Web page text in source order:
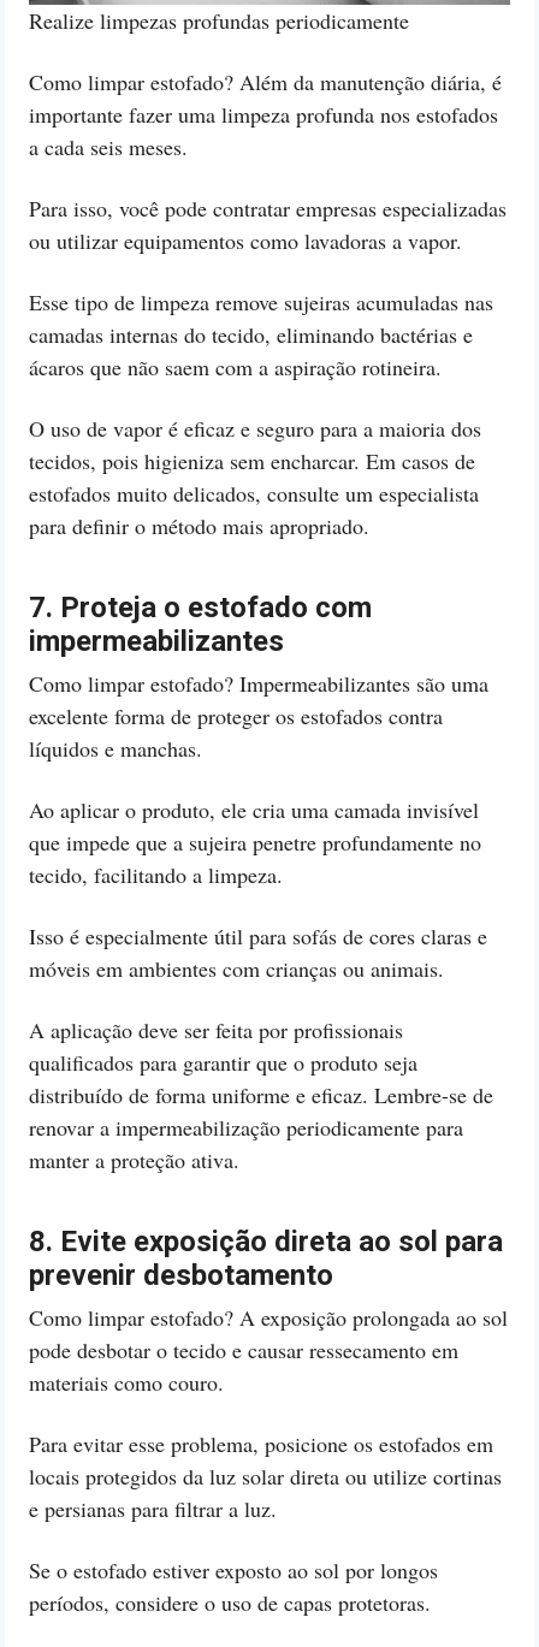
Realize limpezas profundas periodicamente
Como limpar estofado? Além da manutenção diária, é
importante fazer uma limpeza profunda nos estofados
a cada seis meses.
Para isso, você pode contratar empresas especializadas
ou utilizar equipamentos como lavadoras a vapor.
Esse tipo de limpeza remove sujeiras acumuladas nas
camadas internas do tecido, eliminando bactérias e
ácaros que não saem com a aspiração rotineira.
O uso de vapor é eficaz e seguro para a maioria dos
tecidos, pois higieniza sem encharcar. Em casos de
estofados muito delicados, consulte um especialista
para definir o método mais apropriado.
7. Proteja o estofado com
impermeabilizantes
Como limpar estofado? Impermeabilizantes são uma
excelente forma de proteger os estofados contra
líquidos e manchas.
Ao aplicar o produto, ele cria uma camada invisível
que impede que a sujeira penetre profundamente no
tecido, facilitando a limpeza.
Isso é especialmente útil para sofás de cores claras e
móveis em ambientes com crianças ou animais.
A aplicação deve ser feita por profissionais
qualificados para garantir que o produto seja
distribuído de forma uniforme e eficaz. Lembre-se de
renovar a impermeabilização periodicamente para
manter a proteção ativa.
8. Evite exposição direta ao sol para
prevenir desbotamento
Como limpar estofado? A exposição prolongada ao sol
pode desbotar o tecido e causar ressecamento em
materiais como couro.
Para evitar esse problema, posicione os estofados em
locais protegidos da luz solar direta ou utilize cortinas
e persianas para filtrar a luz.
Se o estofado estiver exposto ao sol por longos
períodos, considere o uso de capas protetoras.